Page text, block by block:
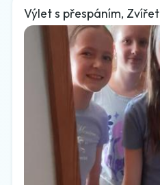
Výlet s přespáním,